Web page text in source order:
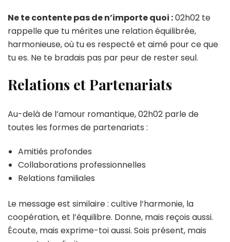
Ne te contente pas de n’importe quoi :02h02 te
rappelle que tu mérites une relation équilibrée,
harmonieuse, où tu es respecté et aimé pour ce que
tu es. Ne te bradais pas par peur de rester seul.
Relations et Partenariats
Au-delà de l’amour romantique, 02h02 parle de
toutes les formes de partenariats :
Amitiés profondes
Collaborations professionnelles
Relations familiales
Le message est similaire : cultive l’harmonie, la
coopération, et l’équilibre. Donne, mais reçois aussi.
Écoute, mais exprime-toi aussi. Sois présent, mais